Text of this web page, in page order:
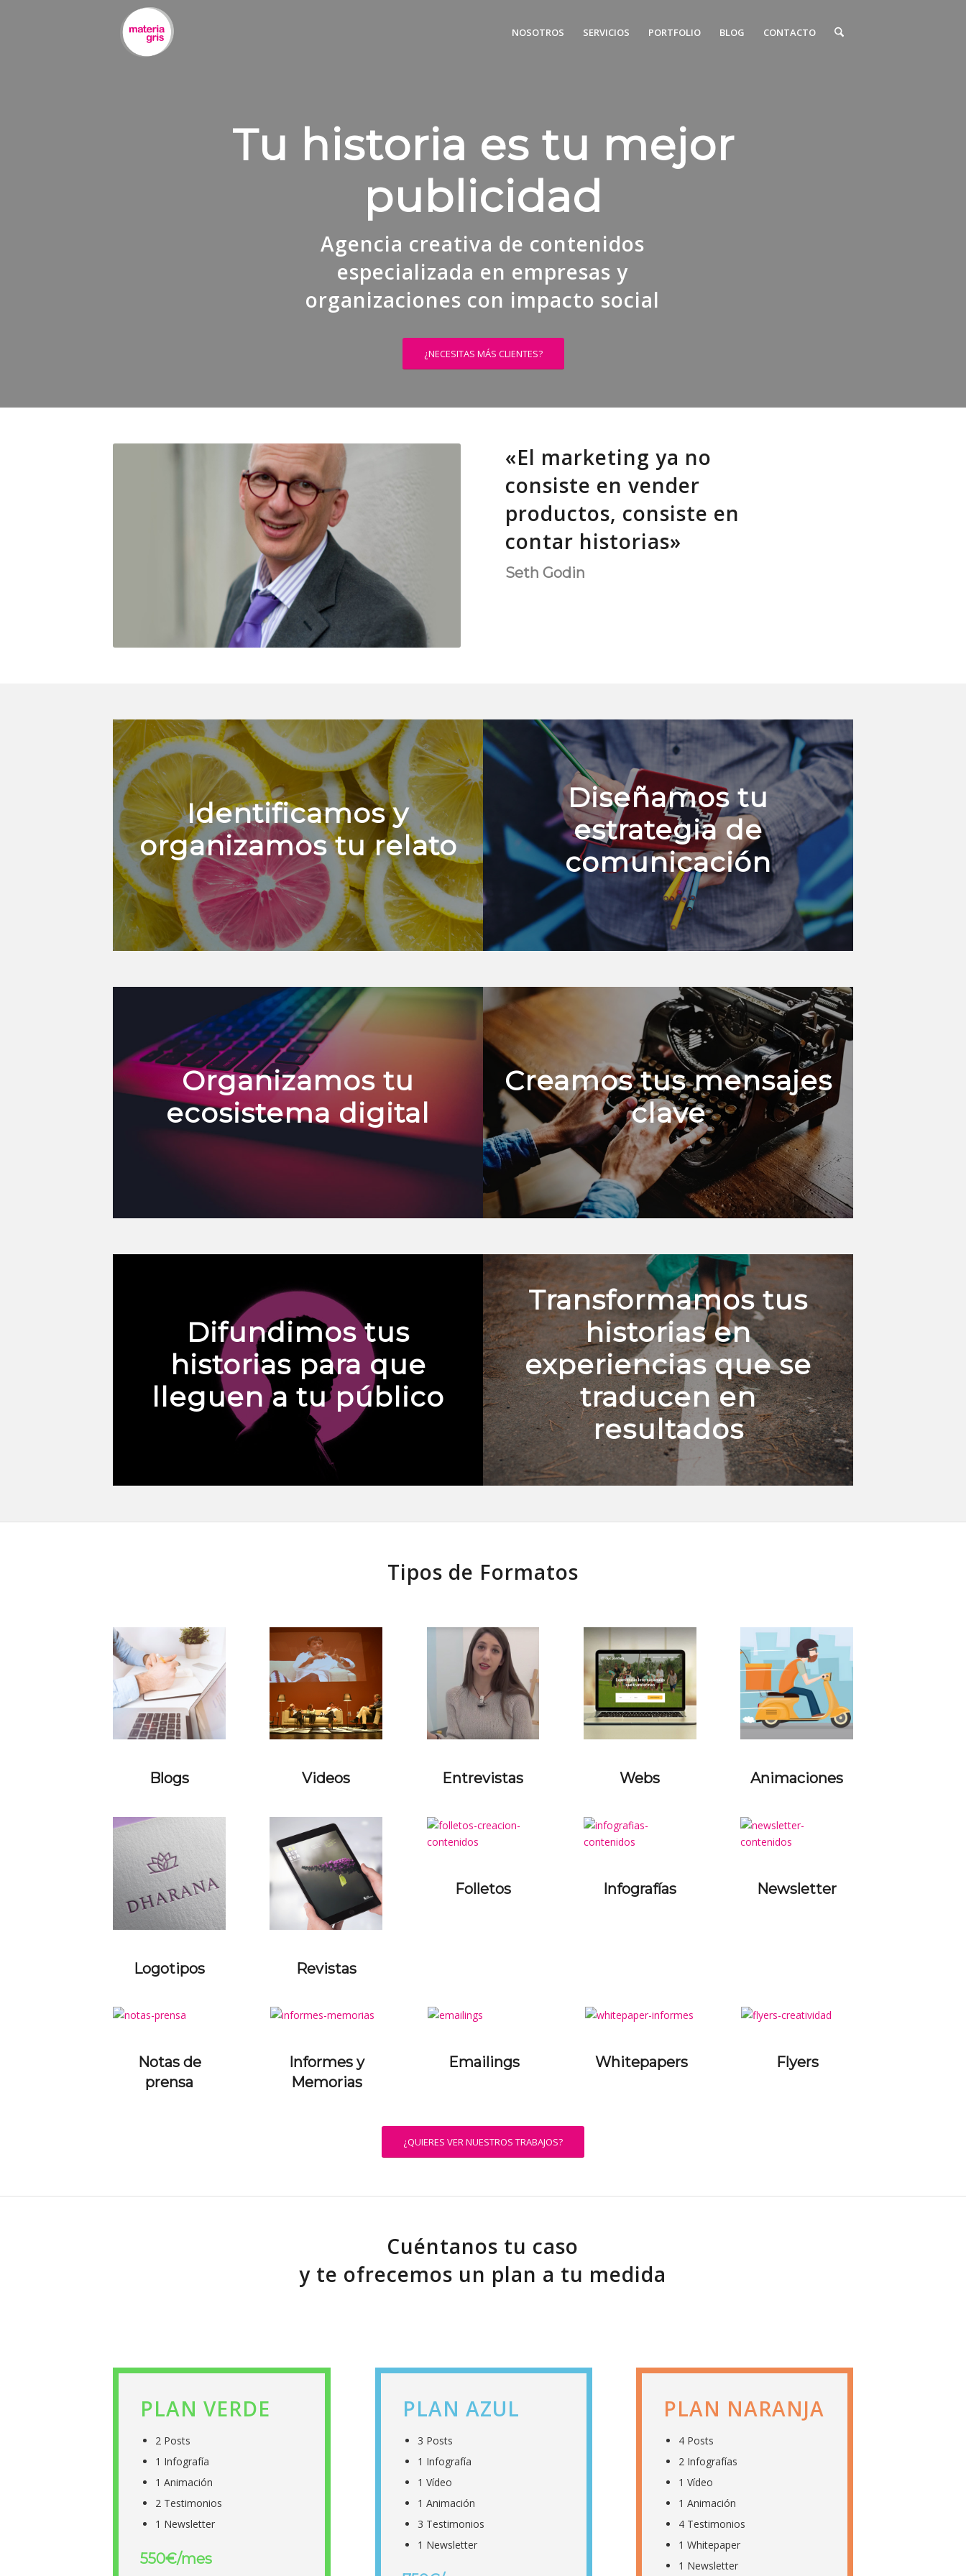
NOSOTROS SERVICIOS PORTFOLIO BLOG CONTACTO
Tu historia es tu mejor
publicidad
Agencia creativa de contenidos
especializada en empresas y
organizaciones con impacto social
¿NECESITAS MÁS CLIENTES?
«El marketing ya no
consiste en vender
productos, consiste en
contar historias»
Seth Godin
Identificamos y
organizamos tu relato
Diseñamos tu
estrategia de
comunicación
Organizamos tu
ecosistema digital
Creamos tus mensajes
clave
Difundimos tus
historias para que
lleguen a tu público
Transformamos tus
historias en
experiencias que se
traducen en
resultados
Tipos de Formatos
Blogs Videos Entrevistas Webs Animaciones
Logotipos Revistas
Folletos Infografías Newsletter
Notas de
prensa
Informes y
Memorias
Emailings Whitepapers Flyers
¿QUIERES VER NUESTROS TRABAJOS?
Cuéntanos tu caso
y te ofrecemos un plan a tu medida
PLAN VERDE
2 Posts
1 Infografía
1 Animación
2 Testimonios
1 Newsletter
550€/mes
PLAN AZUL
3 Posts
1 Infografía
1 Vídeo
1 Animación
3 Testimonios
1 Newsletter
PLAN NARANJA
4 Posts
2 Infografías
1 Vídeo
1 Animación
4 Testimonios
1 Whitepaper
1 Newsletter